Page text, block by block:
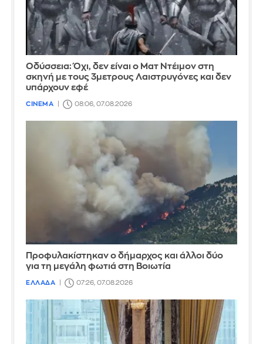
Οδύσσεια: Όχι, δεν είναι ο Ματ Ντέιμον στη
σκηνή με τους 3μετρους Λαιστρυγόνες και δεν
υπάρχουν εφέ
CINEMA 08:06, 07.08.2026
Προφυλακίστηκαν ο δήμαρχος και άλλοι δύο
για τη μεγάλη φωτιά στη Βοιωτία
ΕΛΛΑΔΑ 07:26, 07.08.2026